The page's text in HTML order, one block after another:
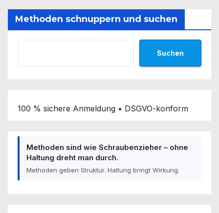
Methoden schnuppern und suchen
Suchen
100 % sichere Anmeldung • DSGVO-konform
Methoden sind wie Schraubenzieher – ohne
Haltung dreht man durch.
Methoden geben Struktur. Haltung bringt Wirkung.